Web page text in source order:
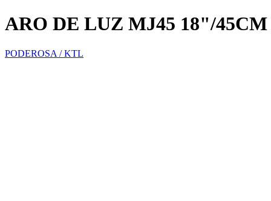
ARO DE LUZ MJ45 18"/
PODEROSA / KTL